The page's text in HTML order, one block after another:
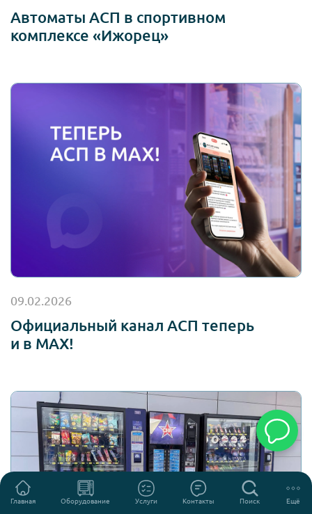
Главная Оборудование Услуги Поиск
Контакты Ещё
Автоматы АСП в спортивном
комплексе «Ижорец»
09.02.2026
Официальный канал АСП теперь
и в MAX!